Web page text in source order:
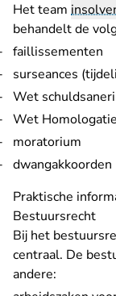
Het team
behandelt de
faillissementen
surseances
Wet
Wet
moratorium
dwangakkoorden
Praktische
Bestuursrecht
Bij het
centraal. De
andere: